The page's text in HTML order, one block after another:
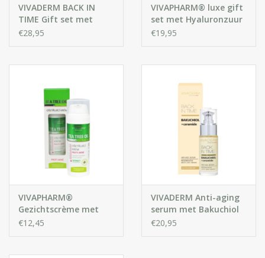
VIVADERM BACK IN
TIME Gift set met
Collageen en
€28,95
VIVAPHARM® luxe gift
set met Hyaluronzuur
producten
€19,95
VIVAPHARM®
Gezichtscrème met
Tea Tree Oil
€12,45
VIVADERM Anti-aging
serum met Bakuchiol
en Ceramide
€20,95